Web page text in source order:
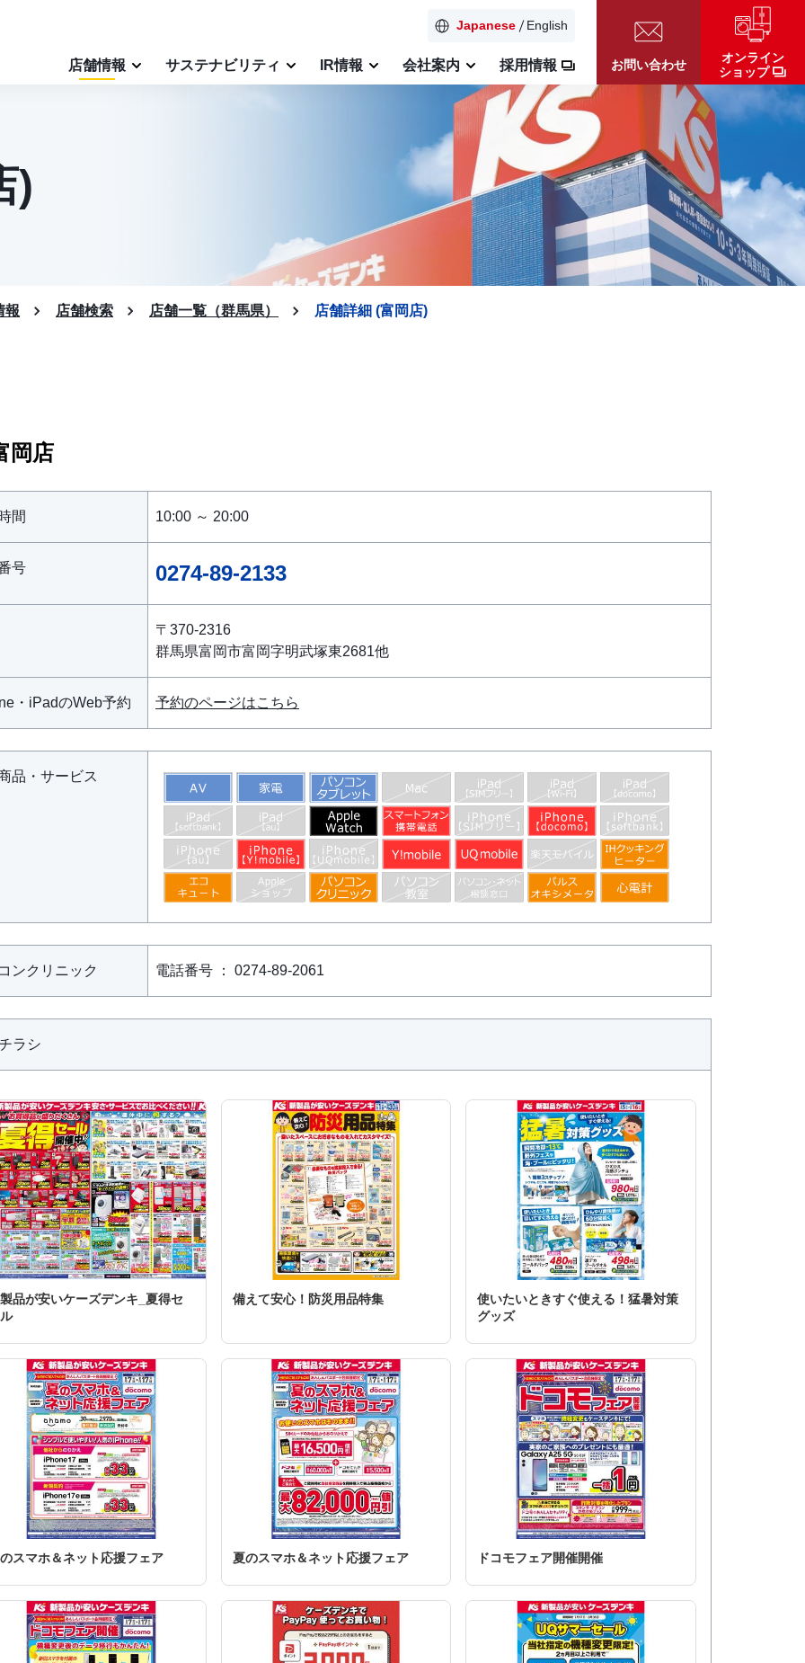
店舗情報 サステナビリティ IR情報 会社案内 採用情報 お問い合わせ
オンライン
ショップ
Japanese English
)
報 店舗検索 店舗一覧（群馬県） 店舗詳細 (富岡店)
岡店
間 10:00 ～ 20:00
号 0274-89-2133
〒370-2316
群馬県富岡市富岡字明武塚東2681他
・iPadのWeb予約 予約のページはこちら
品・サービス
ンクリニック 電話番号 ： 0274-89-2061
ラシ
品が安いケーズデンキ_夏得セ
備えて安心！防災用品特集
使いたいときすぐ使える！猛暑対策
グッズ
スマホ＆ネット応援フェア 夏のスマホ＆ネット応援フェア ドコモフェア開催開催